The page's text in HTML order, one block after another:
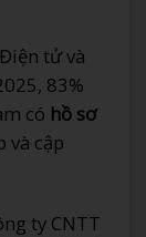
tử và
83%
có hồ sơ
và cập
ty CNTT